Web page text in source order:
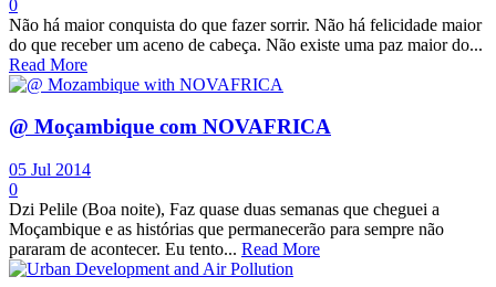
0
Não há maior conquista do que fazer sorrir. Não há felicidade maior
do que receber um aceno de cabeça. Não existe uma paz maior do...
Read More
@ Moçambique com NOVAFRICA
05 Jul 2014
0
Dzi Pelile (Boa noite), Faz quase duas semanas que cheguei a
Moçambique e as histórias que permanecerão para sempre não
pararam de acontecer. Eu tento... Read More